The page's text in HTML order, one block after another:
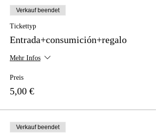
Verkauf beendet
Tickettyp
Entrada+consumición+regalo
Mehr Infos
Preis
5,00 €
Verkauf beendet